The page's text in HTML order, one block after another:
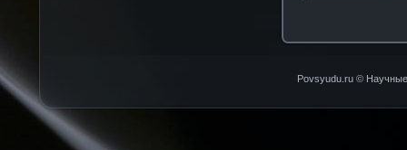
Povsyudu.ru © Научные